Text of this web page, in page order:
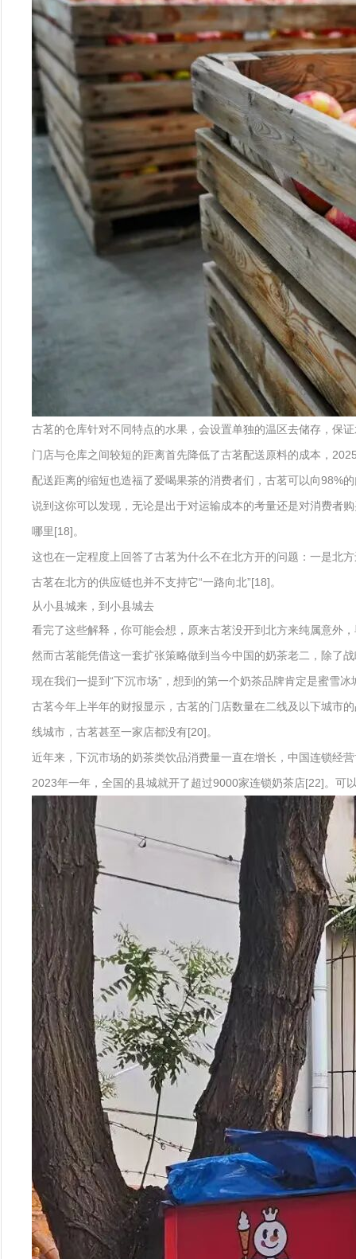
古茗的仓库针对不同特点的水果，会设置单独的温区去储存，保
门店与仓库之间较短的距离首先降低了古茗配送原料的成本，
配送距离的缩短也造福了爱喝果茶的消费者们，古茗可以向98%
说到这你可以发现，无论是出于对运输成本的考量还是对消费者
哪里[18]。
这也在一定程度上回答了古茗为什么不在北方开的问题：一是北
古茗在北方的供应链也并不支持它“一路向北”[18]。
从小县城来，到小县城去
看完了这些解释，你可能会想，原来古茗没开到北方来纯属意外
然而古茗能凭借这一套扩张策略做到当今中国的奶茶老二，除了
现在我们一提到“下沉市场”，想到的第一个奶茶品牌肯定是蜜雪
古茗今年上半年的财报显示，古茗的门店数量在二线及以下城市
线城市，古茗甚至一家店都没有[20]。
近年来，下沉市场的奶茶类饮品消费量一直在增长，中国连锁经
2023年一年，全国的县城就开了超过9000家连锁奶茶店[22]。可